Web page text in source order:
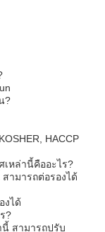
?
HACCP
เหล่านี้คืออะไร?
ามารถต่อรองได้
งได้
?
นี้ สามารถปรับ